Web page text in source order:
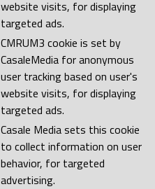
website visits, for displaying
targeted ads.
CMRUM3 cookie is set by
CasaleMedia for anonymous
user tracking based on user's
website visits, for displaying
targeted ads.
Casale Media sets this cookie
to collect information on user
behavior, for targeted
advertising.